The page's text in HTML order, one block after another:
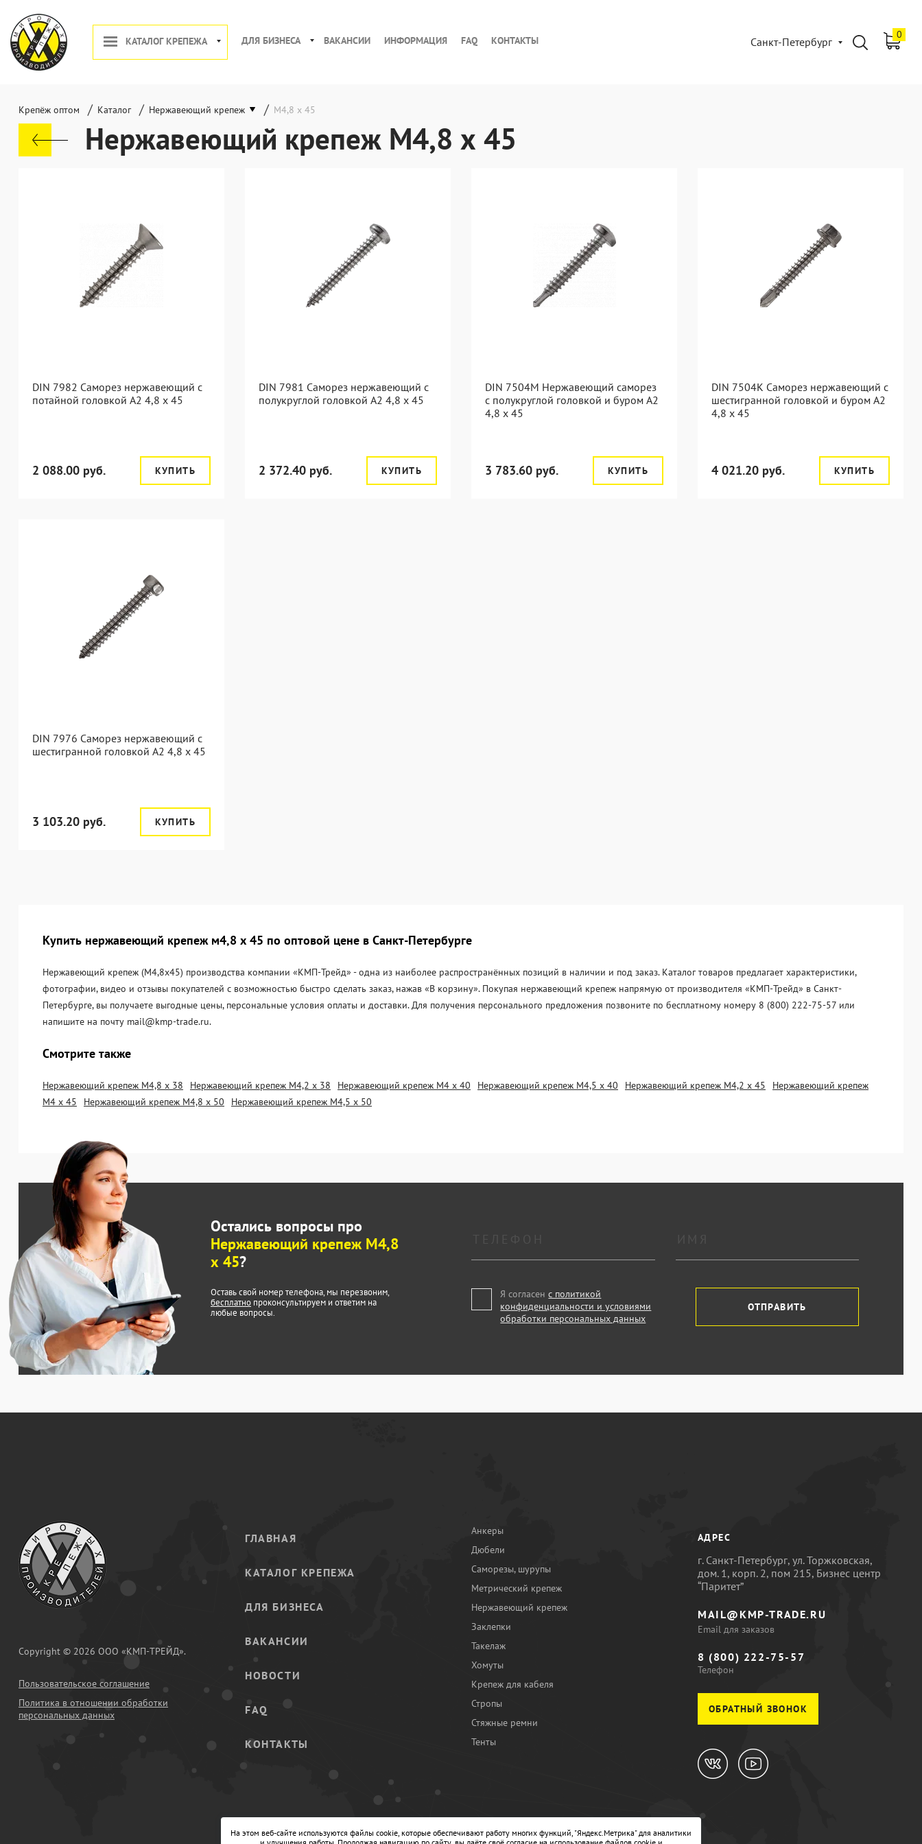
КАТАЛОГ КРЕПЕЖА ДЛЯ БИЗНЕСА ВАКАНСИИ ИНФОРМАЦИЯ FAQ КОНТАКТЫ Санкт-Петербург
0
Крепёж оптом / Каталог / Нержавеющий крепеж / М4,8 х 45
Нержавеющий крепеж М4,8 х 45
DIN 7982 Саморез нержавеющий с
потайной головкой А2 4,8 x 45
2 088.00 руб. КУПИТЬ
DIN 7981 Саморез нержавеющий с
полукруглой головкой А2 4,8 x 45
2 372.40 руб. КУПИТЬ
DIN 7504M Нержавеющий саморез
с полукруглой головкой и буром А2
4,8 x 45
3 783.60 руб. КУПИТЬ
DIN 7504K Саморез нержавеющий с
шестигранной головкой и буром A2
4,8 x 45
4 021.20 руб. КУПИТЬ
DIN 7976 Саморез нержавеющий с
шестигранной головкой А2 4,8 x 45
3 103.20 руб. КУПИТЬ
Купить нержавеющий крепеж м4,8 х 45 по оптовой цене в Санкт-Петербурге
Нержавеющий крепеж (М4,8х45) производства компании «KМП-Трейд» - одна из наиболее распространённых позиций в наличии и под заказ. Каталог товаров предлагает характеристики,
фотографии, видео и отзывы покупателей с возможностью быстро сделать заказ, нажав «В корзину». Покупая нержавеющий крепеж напрямую от производителя «KМП-Трейд» в Санкт-
Петербурге, вы получаете выгодные цены, персональные условия оплаты и доставки. Для получения персонального предложения позвоните по бесплатному номеру 8 (800) 222-75-57 или
напишите на почту mail@kmp-trade.ru.
Смотрите также
Нержавеющий крепеж М4,8 х 38 Нержавеющий крепеж М4,2 х 38 Нержавеющий крепеж М4 х 40 Нержавеющий крепеж М4,5 х 40 Нержавеющий крепеж М4,2 х 45
Нержавеющий крепеж
М4 х 45
Нержавеющий крепеж М4,8 х 50 Нержавеющий крепеж М4,5 х 50
Остались вопросы про
Нержавеющий крепеж М4,8
х 45?
Оставь свой номер телефона, мы перезвоним,
бесплатно проконсультируем и ответим на
любые вопросы.
Я согласенс политикой
конфиденциальности и условиями
обработки персональных данных
ОТПРАВИТЬ
Copyright © 2026 ООО «КМП-ТРЕЙД».
Пользовательское соглашение
Политика в отношении обработки
персональных данных
ГЛАВНАЯ
КАТАЛОГ КРЕПЕЖА
ДЛЯ БИЗНЕСА
ВАКАНСИИ
НОВОСТИ
FAQ
КОНТАКТЫ
Анкеры
Дюбели
Саморезы, шурупы
Метрический крепеж
Нержавеющий крепеж
Заклепки
Такелаж
Хомуты
Крепеж для кабеля
Стропы
Стяжные ремни
Тенты
АДРЕС
г. Санкт-Петербург, ул. Торжковская,
дом. 1, корп. 2, пом 215, Бизнес центр
“Паритет”
MAIL@KMP-TRADE.RU
Email для заказов
8 (800) 222-75-57
Телефон
ОБРАТНЫЙ ЗВОНОК
На этом веб-сайте используются файлы cookie, которые обеспечивают работу многих функций, "Яндекс.Метрика" для аналитики